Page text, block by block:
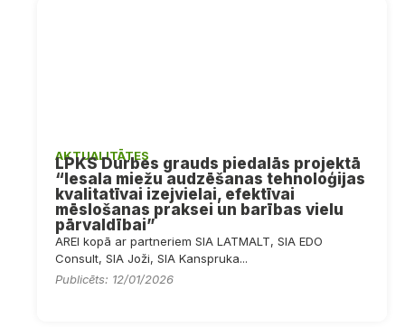
AKTUALITĀTES
LPKS Durbes grauds piedalās projektā
“Iesala miežu audzēšanas tehnoloģijas
kvalitatīvai izejvielai, efektīvai
mēslošanas praksei un barības vielu
pārvaldībai”
AREI kopā ar partneriem SIA LATMALT, SIA EDO
Consult, SIA Joži, SIA Kanspruka...
Publicēts: 12/01/2026